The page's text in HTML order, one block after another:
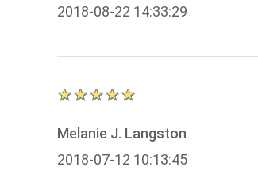
2018-08-22 14:33:29
Melanie J. Langston
2018-07-12 10:13:45